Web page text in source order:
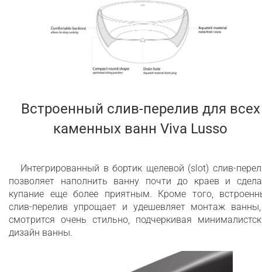
Встроенный слив-перелив для всех
каменных ванн Viva Lusso
Интегрированный в бортик щелевой (slot) слив-
позволяет наполнить ванну почти до краев и
купание еще более приятным. Кроме того,
слив-перелив упрощает и удешевляет монтаж
смотрится очень стильно, подчеркивая
дизайн ванны.